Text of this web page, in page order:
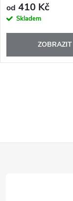
od 410 Kč
Skladem
ZOBRAZIT